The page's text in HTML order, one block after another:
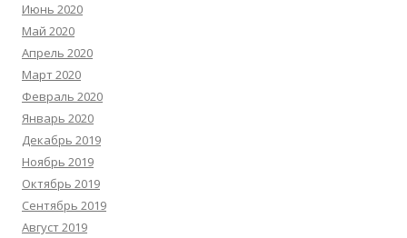
Июнь 2020
Май 2020
Апрель 2020
Март 2020
Февраль 2020
Январь 2020
Декабрь 2019
Ноябрь 2019
Октябрь 2019
Сентябрь 2019
Август 2019